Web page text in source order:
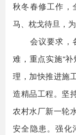
秋冬春修工作，
马、枕戈待旦，
会议要求，各
难，重点实施“
理，加快推进施
造精品工程。坚
农村水厂新一轮
安全隐患。强化